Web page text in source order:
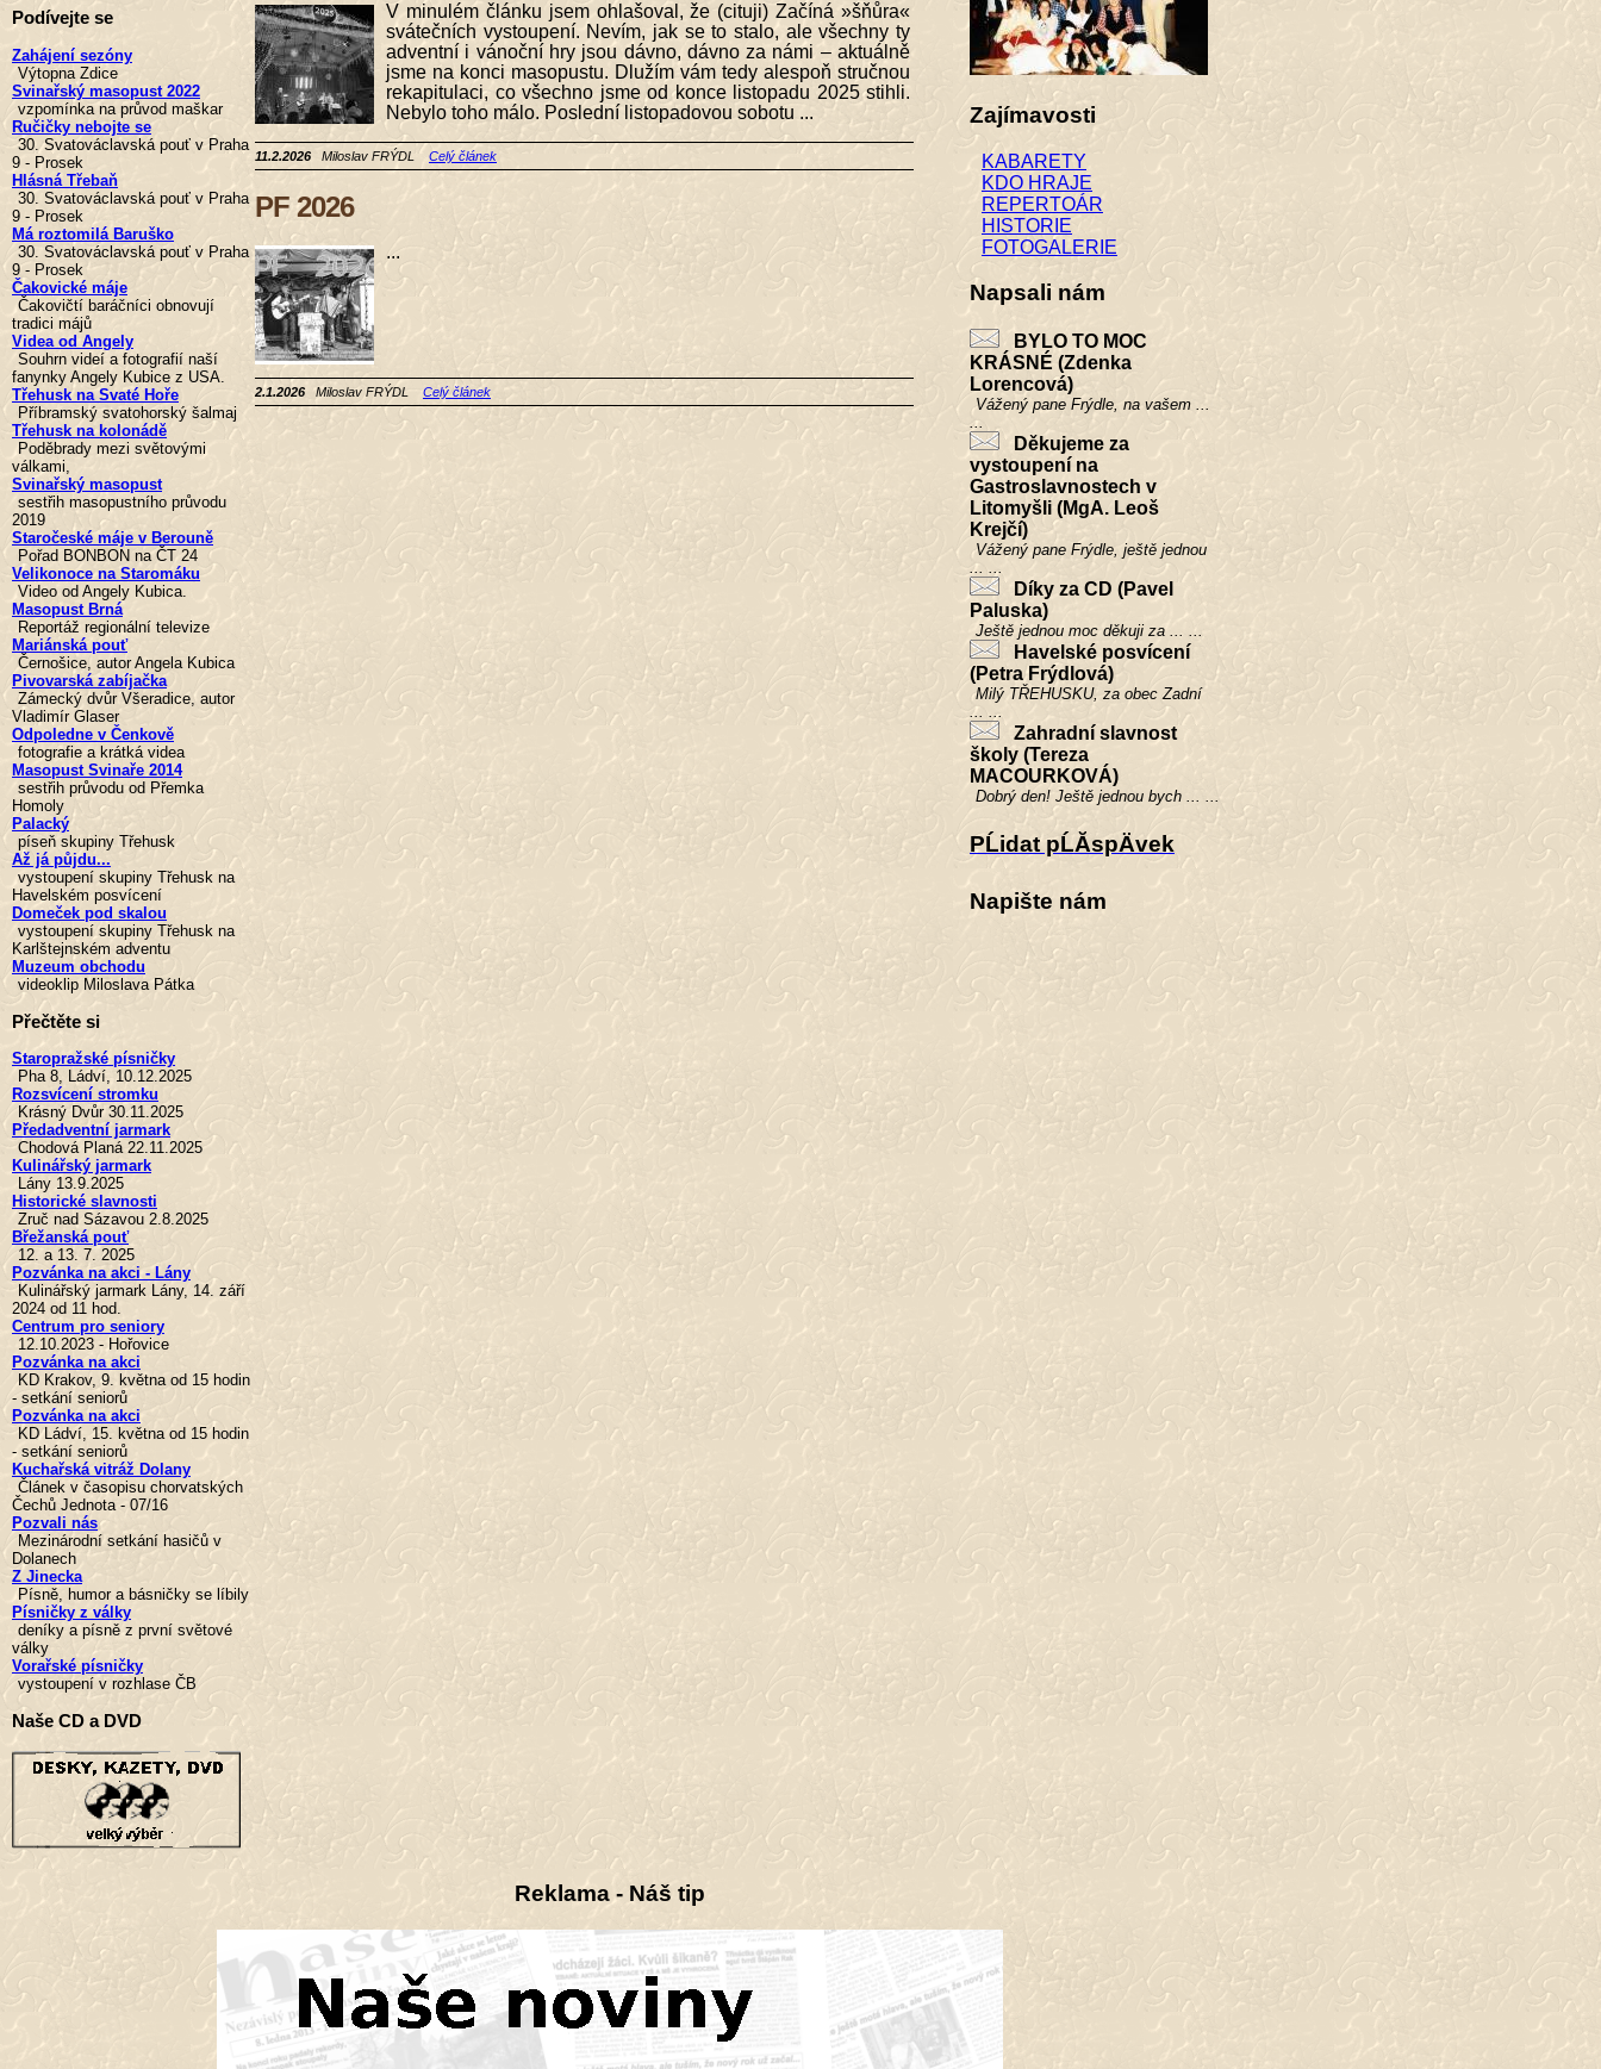
V minulém článku jsem ohlašoval, že (cituji) Začíná »šňůra«
svátečních vystoupení. Nevím, jak se to stalo, ale všechny ty
adventní i vánoční hry jsou dávno, dávno za námi – aktuálně
jsme na konci masopustu. Dlužím vám tedy alespoň stručnou
rekapitulaci, co všechno jsme od konce listopadu 2025 stihli.
Nebylo toho málo. Poslední listopadovou sobotu ...
11.2.2026 Miloslav FRÝDL Celý článek
PF 2026
...
2.1.2026 Miloslav FRÝDL Celý článek
Zajímavosti
KABARETY
KDO HRAJE
REPERTOÁR
HISTORIE
FOTOGALERIE
Napsali nám
BYLO TO MOC
KRÁSNÉ (Zdenka
Lorencová)
Vážený pane Frýdle, na vašem ...
...
Děkujeme za
vystoupení na
Gastroslavnostech v
Litomyšli (MgA. Leoš
Krejčí)
Vážený pane Frýdle, ještě jednou
... ...
Díky za CD (Pavel
Paluska)
Ještě jednou moc děkuji za ... ...
Havelské posvícení
(Petra Frýdlová)
Milý TŘEHUSKU, za obec Zadní
... ...
Zahradní slavnost
školy (Tereza
MACOURKOVÁ)
Dobrý den! Ještě jednou bych ... ...
PĹidat pĹĂ­spÄvek
Napište nám
Podívejte se
Zahájení sezóny
Výtopna Zdice
Svinařský masopust 2022
vzpomínka na průvod maškar
Ručičky nebojte se
30. Svatováclavská pouť v Praha
9 - Prosek
Hlásná Třebaň
30. Svatováclavská pouť v Praha
9 - Prosek
Má roztomilá Baruško
30. Svatováclavská pouť v Praha
9 - Prosek
Čakovické máje
Čakovičtí baráčníci obnovují
tradici májů
Videa od Angely
Souhrn videí a fotografií naší
fanynky Angely Kubice z USA.
Třehusk na Svaté Hoře
Příbramský svatohorský šalmaj
Třehusk na kolonádě
Poděbrady mezi světovými
válkami,
Svinařský masopust
sestřih masopustního průvodu
2019
Staročeské máje v Berouně
Pořad BONBON na ČT 24
Velikonoce na Staromáku
Video od Angely Kubica.
Masopust Brná
Reportáž regionální televize
Mariánská pouť
Černošice, autor Angela Kubica
Pivovarská zabíjačka
Zámecký dvůr Všeradice, autor
Vladimír Glaser
Odpoledne v Čenkově
fotografie a krátká videa
Masopust Svinaře 2014
sestřih průvodu od Přemka
Homoly
Palacký
píseň skupiny Třehusk
Až já půjdu...
vystoupení skupiny Třehusk na
Havelském posvícení
Domeček pod skalou
vystoupení skupiny Třehusk na
Karlštejnském adventu
Muzeum obchodu
videoklip Miloslava Pátka
Přečtěte si
Staropražské písničky
Pha 8, Ládví, 10.12.2025
Rozsvícení stromku
Krásný Dvůr 30.11.2025
Předadventní jarmark
Chodová Planá 22.11.2025
Kulinářský jarmark
Lány 13.9.2025
Historické slavnosti
Zruč nad Sázavou 2.8.2025
Břežanská pouť
12. a 13. 7. 2025
Pozvánka na akci - Lány
Kulinářský jarmark Lány, 14. září
2024 od 11 hod.
Centrum pro seniory
12.10.2023 - Hořovice
Pozvánka na akci
KD Krakov, 9. května od 15 hodin
- setkání seniorů
Pozvánka na akci
KD Ládví, 15. května od 15 hodin
- setkání seniorů
Kuchařská vitráž Dolany
Článek v časopisu chorvatských
Čechů Jednota - 07/16
Pozvali nás
Mezinárodní setkání hasičů v
Dolanech
Z Jinecka
Písně, humor a básničky se líbily
Písničky z války
deníky a písně z první světové
války
Vorařské písničky
vystoupení v rozhlase ČB
Naše CD a DVD
Reklama - Náš tip